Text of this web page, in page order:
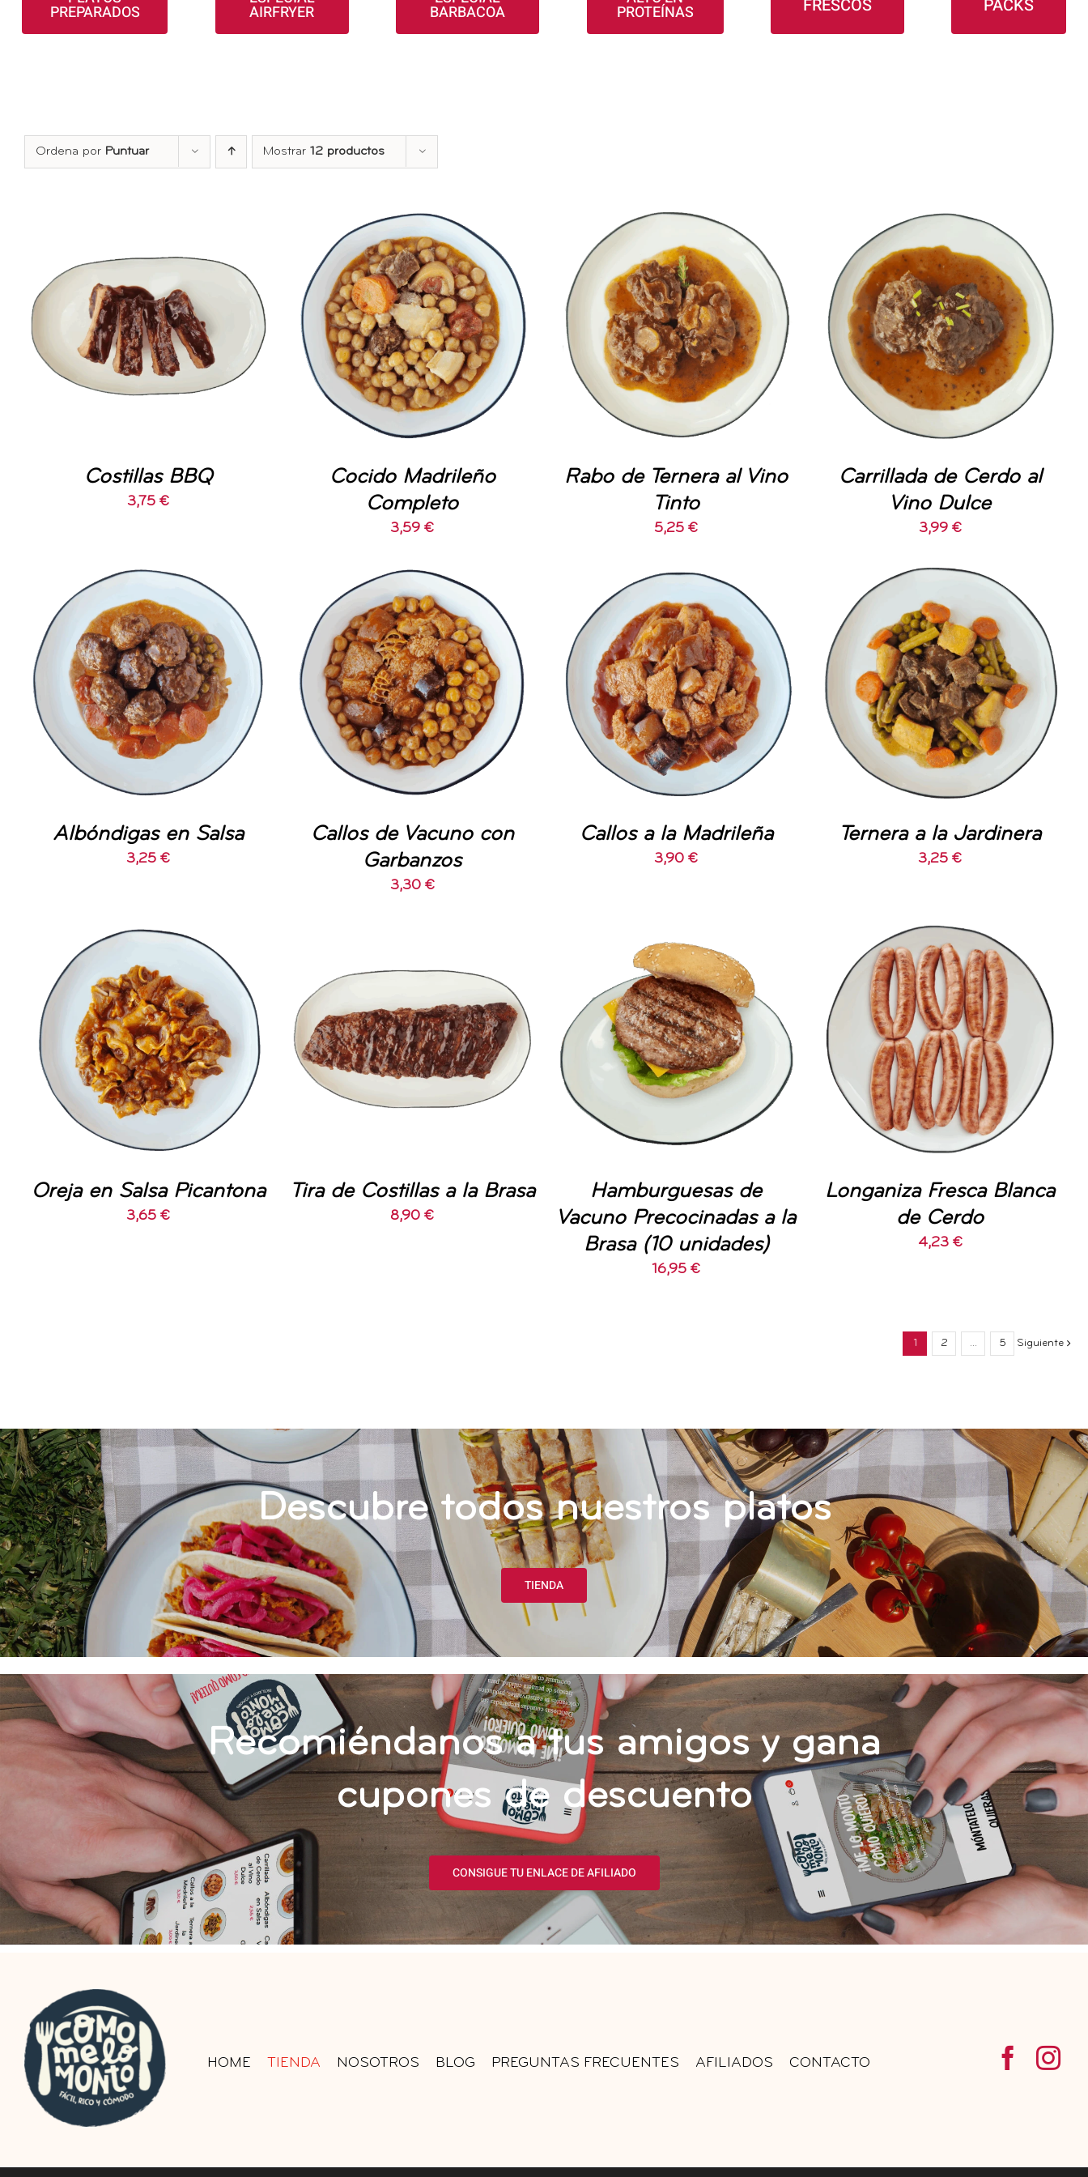
PREPARADOS AIRFRYER BARBACOA PROTEÍNAS FRESCOS PACKS
Ordena por Puntuar Mostrar 12 productos
Valorado
con5.00de 5
AÑADIR AL CARRITO
DETALLES
Costillas BBQ
3,75 €
AÑADIR AL CARRITO
/
DETALLES
Cocido Madrileño
Completo
3,59 €
AÑADIR AL CARRITO
/
DETALLES
Rabo de Ternera al Vino
Tinto
5,25 €
AÑADIR AL CARRITO
DETALLES
Carrillada de Cerdo al
Vino Dulce
3,99 €
AÑADIR AL CARRITO
/
DETALLES
Albóndigas en Salsa
3,25 €
AÑADIR AL CARRITO
/
DETALLES
Callos de Vacuno con
Garbanzos
3,30 €
AÑADIR AL CARRITO
/
DETALLES
Callos a la Madrileña
3,90 €
AÑADIR AL CARRITO
/
DETALLES
Ternera a la Jardinera
3,25 €
AÑADIR AL CARRITO
/
DETALLES
Oreja en Salsa Picantona
3,65 €
AÑADIR AL CARRITO
/
DETALLES
Tira de Costillas a la Brasa
8,90 €
AÑADIR AL CARRITO
/
DETALLES
Hamburguesas de
Vacuno Precocinadas a la
Brasa (10 unidades)
16,95 €
AÑADIR AL CARRITO
DETALLES
Longaniza Fresca Blanca
de Cerdo
4,23 €
1 2 … 5 Siguiente
Descubre todos nuestros platos
TIENDA
Recomiéndanos a tus amigos y gana
cupones de descuento
CONSIGUE TU ENLACE DE AFILIADO
HOME TIENDA NOSOTROS BLOG PREGUNTAS FRECUENTES AFILIADOS CONTACTO